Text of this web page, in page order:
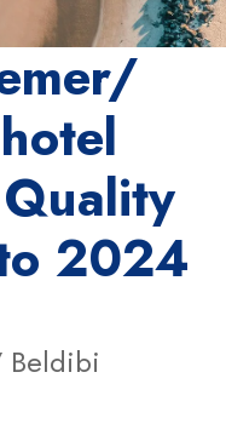
2024
Beldibi